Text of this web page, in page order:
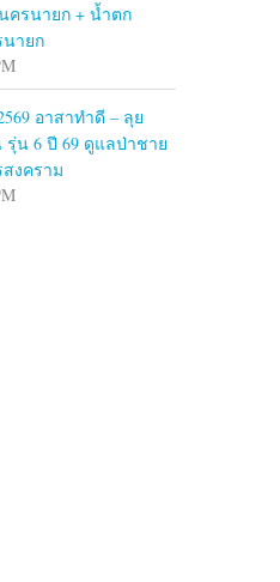
ครนายก + น้ำตก
นายก
อาสาทำดี – ลุย
น 6 ปี 69 ดูแลป่าชาย
งคราม